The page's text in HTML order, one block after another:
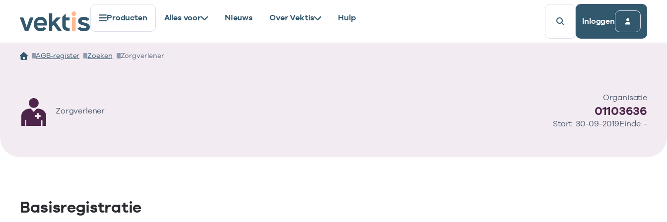
Producten Alles voor Nieuws Over Vektis Hulp Inloggen
AGB-register Zoeken Zorgverlener
Zorgverlener
Organisatie
01103636
Start: 30-09-2019Einde: -
Basisregistratie